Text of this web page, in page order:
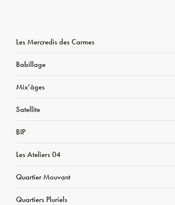
Les Mercredis des Carmes
Babillage
Mix’âges
Satellite
BIP
Les Ateliers 04
Quartier Mouvant
Quartiers Pluriels